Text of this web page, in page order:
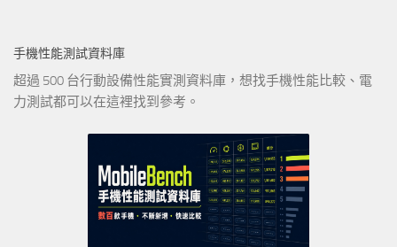
手機性能測試資料庫
超過 500 台行動設備性能實測資料庫，想找手機性能比較、電
力測試都可以在這裡找到參考。